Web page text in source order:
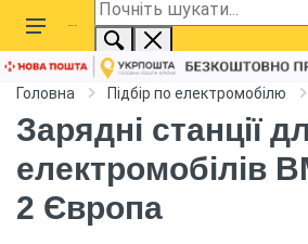
Головна Підбір по електромобілю
Зарядні станції
електромобілів
2 Європа